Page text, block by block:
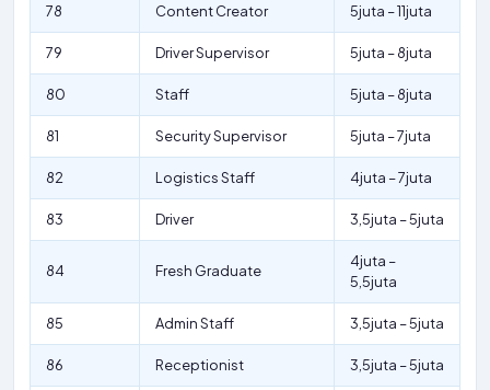
78 Content Creator 5juta – 11juta
79 Driver Supervisor 5juta – 8juta
80 Staff 5juta – 8juta
81 Security Supervisor 5juta – 7juta
82 Logistics Staff 4juta – 7juta
83 Driver 3,5juta – 5juta
84 Fresh Graduate
4juta –
5,5juta
85 Admin Staff 3,5juta – 5juta
86 Receptionist 3,5juta – 5juta